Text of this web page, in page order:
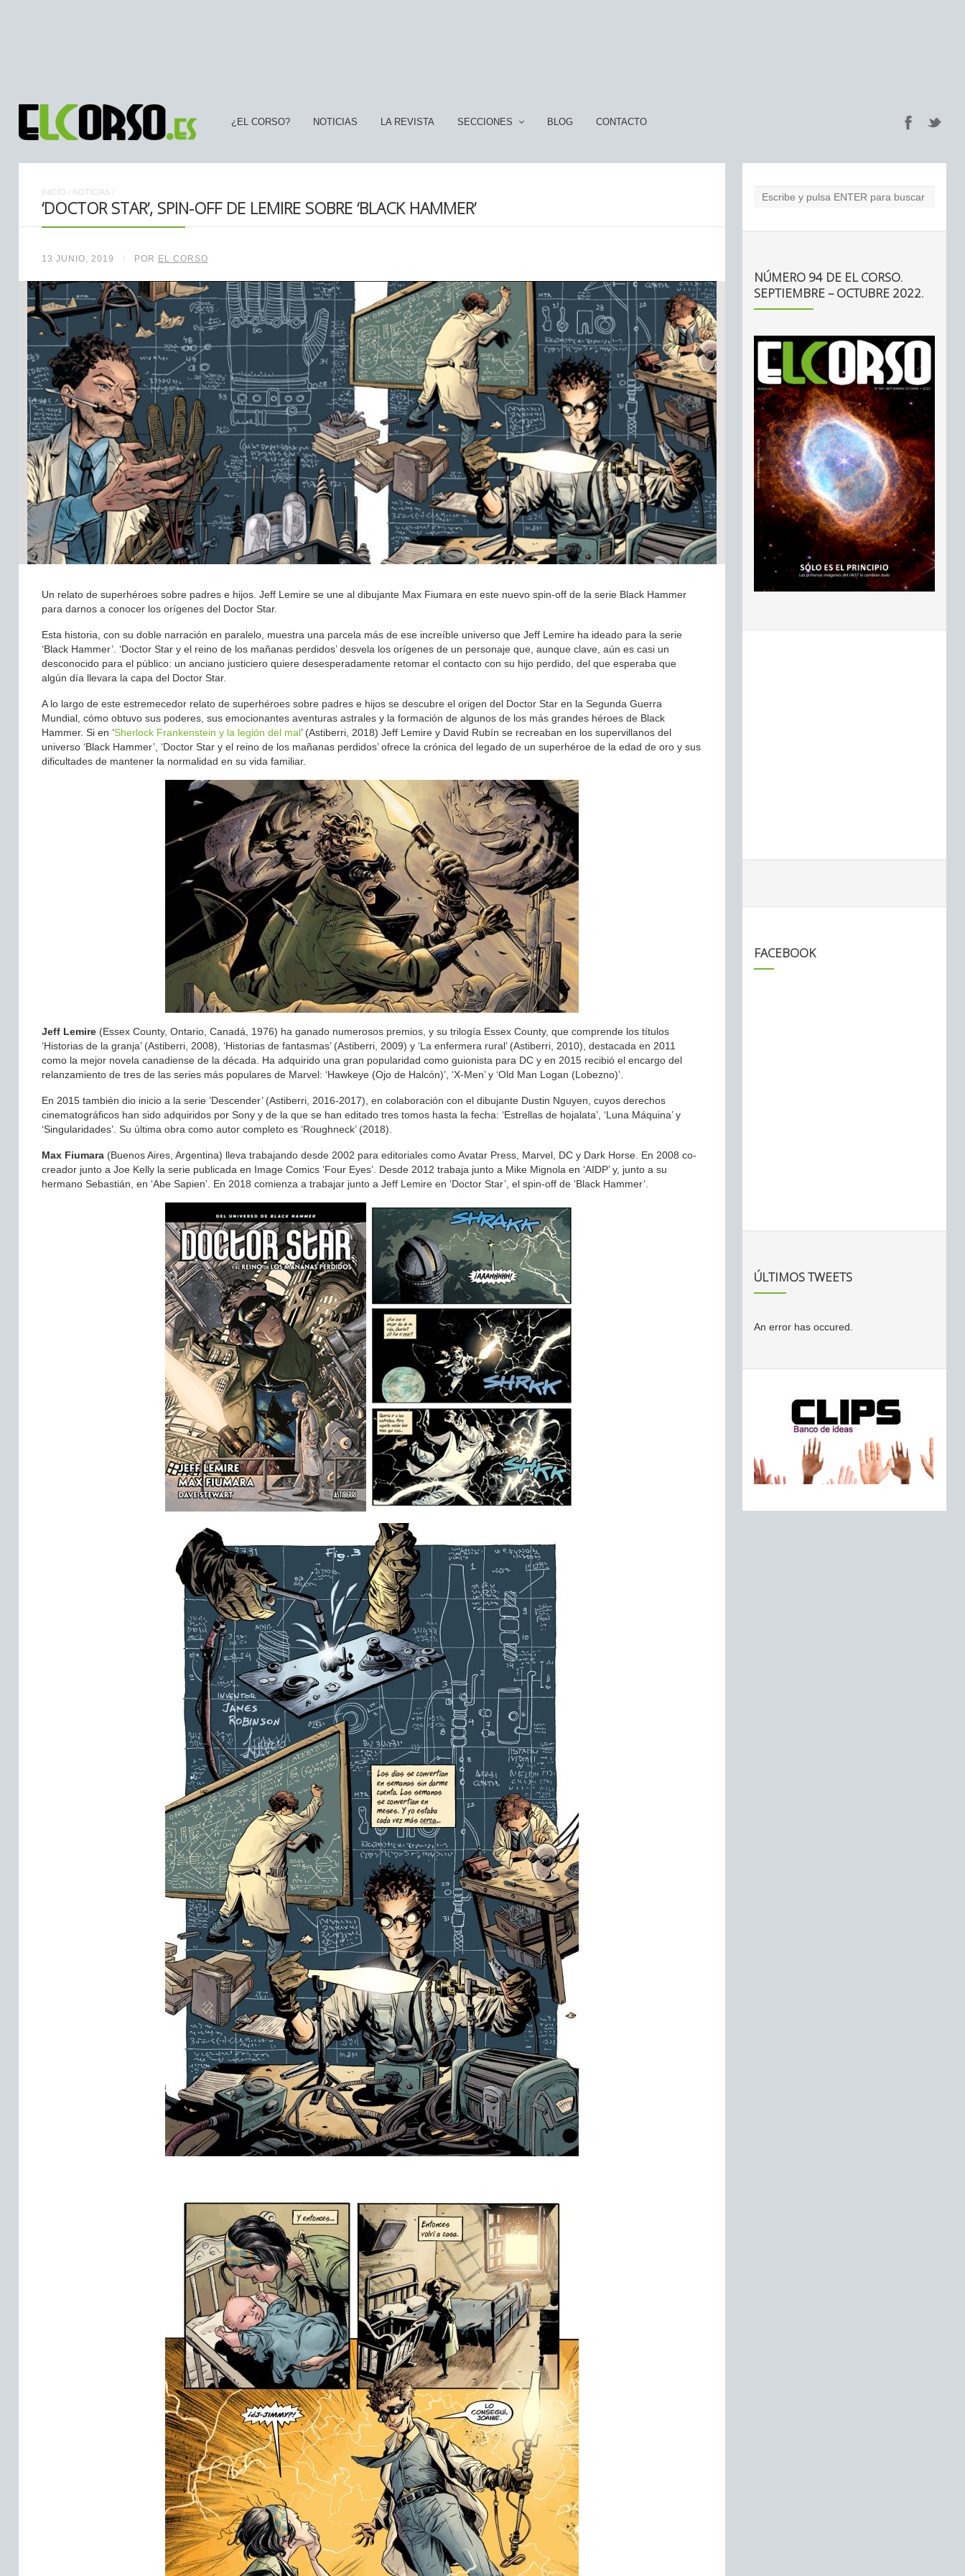
¿EL CORSO? NOTICIAS LA REVISTA SECCIONES BLOG CONTACTO
INICIO / NOTICIAS /
‘DOCTOR STAR’, SPIN-OFF DE LEMIRE SOBRE ‘BLACK HAMMER’
13 JUNIO, 2019 / POR EL CORSO
Un relato de superhéroes sobre padres e hijos. Jeff Lemire se une al dibujante Max Fiumara en este nuevo spin-off de la serie Black Hammer
para darnos a conocer los orígenes del Doctor Star.
Esta historia, con su doble narración en paralelo, muestra una parcela más de ese increíble universo que Jeff Lemire ha ideado para la serie
‘Black Hammer’. ‘Doctor Star y el reino de los mañanas perdidos’ desvela los orígenes de un personaje que, aunque clave, aún es casi un
desconocido para el público: un anciano justiciero quiere desesperadamente retomar el contacto con su hijo perdido, del que esperaba que
algún día llevara la capa del Doctor Star.
A lo largo de este estremecedor relato de superhéroes sobre padres e hijos se descubre el origen del Doctor Star en la Segunda Guerra
Mundial, cómo obtuvo sus poderes, sus emocionantes aventuras astrales y la formación de algunos de los más grandes héroes de Black
Hammer. Si en ‘Sherlock Frankenstein y la legión del mal’ (Astiberri, 2018) Jeff Lemire y David Rubín se recreaban en los supervillanos del
universo ‘Black Hammer’, ‘Doctor Star y el reino de los mañanas perdidos’ ofrece la crónica del legado de un superhéroe de la edad de oro y sus
dificultades de mantener la normalidad en su vida familiar.
Jeff Lemire (Essex County, Ontario, Canadá, 1976) ha ganado numerosos premios, y su trilogía Essex County, que comprende los títulos
‘Historias de la granja’ (Astiberri, 2008), ‘Historias de fantasmas’ (Astiberri, 2009) y ‘La enfermera rural’ (Astiberri, 2010), destacada en 2011
como la mejor novela canadiense de la década. Ha adquirido una gran popularidad como guionista para DC y en 2015 recibió el encargo del
relanzamiento de tres de las series más populares de Marvel: ‘Hawkeye (Ojo de Halcón)’, ‘X-Men’ y ‘Old Man Logan (Lobezno)’.
En 2015 también dio inicio a la serie ‘Descender’ (Astiberri, 2016-2017), en colaboración con el dibujante Dustin Nguyen, cuyos derechos
cinematográficos han sido adquiridos por Sony y de la que se han editado tres tomos hasta la fecha: ‘Estrellas de hojalata’, ‘Luna Máquina’ y
‘Singularidades’. Su última obra como autor completo es ‘Roughneck’ (2018).
Max Fiumara (Buenos Aires, Argentina) lleva trabajando desde 2002 para editoriales como Avatar Press, Marvel, DC y Dark Horse. En 2008 co-
creador junto a Joe Kelly la serie publicada en Image Comics ‘Four Eyes’. Desde 2012 trabaja junto a Mike Mignola en ‘AIDP’ y, junto a su
hermano Sebastián, en ‘Abe Sapien’. En 2018 comienza a trabajar junto a Jeff Lemire en ‘Doctor Star’, el spin-off de ‘Black Hammer’.
NÚMERO 94 DE EL CORSO.
SEPTIEMBRE – OCTUBRE 2022.
FACEBOOK
ÚLTIMOS TWEETS
An error has occured.